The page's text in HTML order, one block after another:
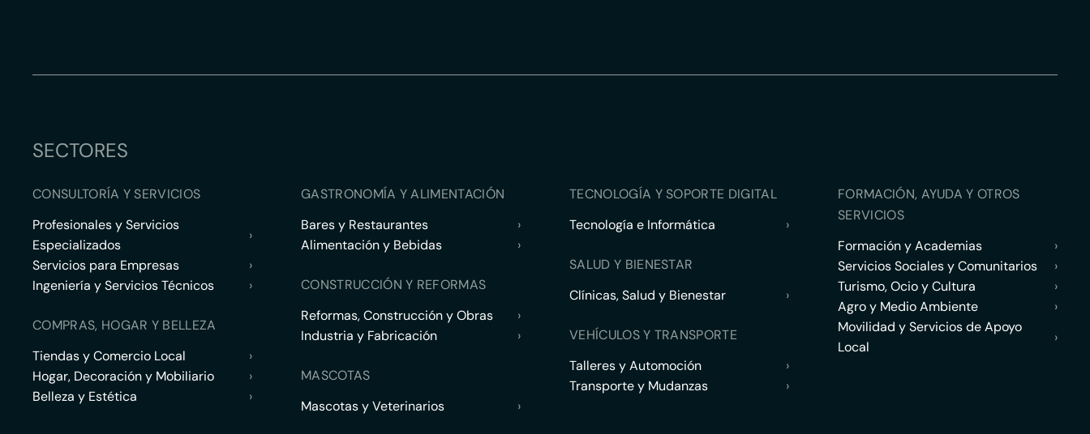
SECTORES
CONSULTORÍA Y SERVICIOS
Profesionales y Servicios
Especializados
›
Servicios para Empresas
›
Ingeniería y Servicios Técnicos
›
COMPRAS, HOGAR Y BELLEZA
Tiendas y Comercio Local
›
Hogar, Decoración y Mobiliario
›
Belleza y Estética
›
GASTRONOMÍA Y ALIMENTACIÓN
Bares y Restaurantes
›
Alimentación y Bebidas
›
CONSTRUCCIÓN Y REFORMAS
Reformas, Construcción y Obras
›
Industria y Fabricación
›
MASCOTAS
Mascotas y Veterinarios
›
TECNOLOGÍA Y SOPORTE DIGITAL
Tecnología e Informática
›
SALUD Y BIENESTAR
Clínicas, Salud y Bienestar
›
VEHÍCULOS Y TRANSPORTE
Talleres y Automoción
›
Transporte y Mudanzas
›
FORMACIÓN, AYUDA Y OTROS
SERVICIOS
Formación y Academias
›
Servicios Sociales y Comunitarios
›
Turismo, Ocio y Cultura
›
Agro y Medio Ambiente
›
Movilidad y Servicios de Apoyo
Local
›